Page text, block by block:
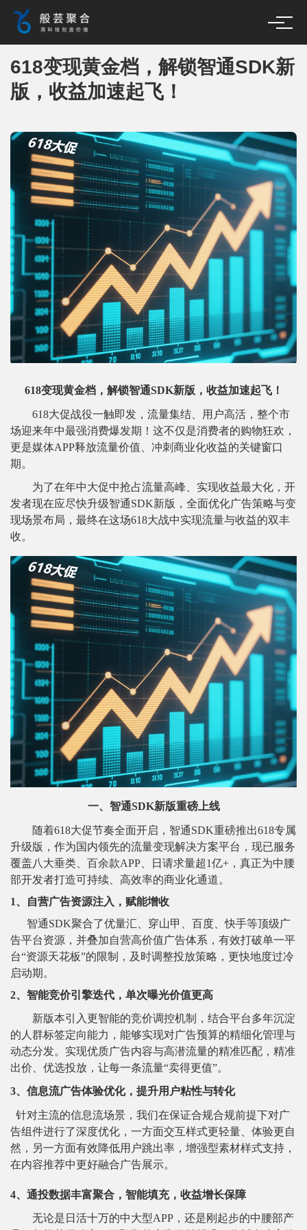
618变现黄金档，解锁智通SDK新
版，收益加速起飞！
618变现黄金档，解锁智通SDK新版，收益加速起飞！
618大促战役一触即发，流量集结、用户高活，整个市
场迎来年中最强消费爆发期！这不仅是消费者的购物狂欢，
更是媒体APP释放流量价值、冲刺商业化收益的关键窗口
期。
为了在年中大促中抢占流量高峰、实现收益最大化，开
发者现在应尽快升级智通SDK新版，全面优化广告策略与变
现场景布局，最终在这场618大战中实现流量与收益的双丰
收。
一、智通SDK新版重磅上线
随着618大促节奏全面开启，智通SDK重磅推出618专属
升级版，作为国内领先的流量变现解决方案平台，现已服务
覆盖八大垂类、百余款APP、日请求量超1亿+，真正为中腰
部开发者打造可持续、高效率的商业化通道。
1、自营广告资源注入，赋能增收
智通SDK聚合了优量汇、穿山甲、百度、快手等顶级广
告平台资源，并叠加自营高价值广告体系，有效打破单一平
台“资源天花板”的限制，及时调整投放策略，更快地度过冷
启动期。
2、智能竞价引擎迭代，单次曝光价值更高
新版本引入更智能的竞价调控机制，结合平台多年沉淀
的人群标签定向能力，能够实现对广告预算的精细化管理与
动态分发。实现优质广告内容与高潜流量的精准匹配，精准
出价、优选投放，让每一条流量“卖得更值”。
3、信息流广告体验优化，提升用户粘性与转化
针对主流的信息流场景，我们在保证合规合规前提下对广
告组件进行了深度优化，一方面交互样式更轻量、体验更自
然，另一方面有效降低用户跳出率，增强型素材样式支持，
在内容推荐中更好融合广告展示。
4、通投数据丰富聚合，智能填充，收益增长保障
无论是日活十万的中大型APP，还是刚起步的中腰部产